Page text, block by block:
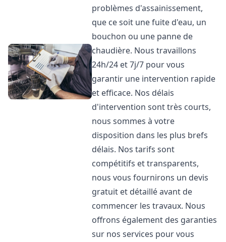
problèmes d'assainissement,
que ce soit une fuite d'eau, un
bouchon ou une panne de
chaudière. Nous travaillons
24h/24 et 7j/7 pour vous
garantir une intervention rapide
et efficace. Nos délais
d'intervention sont très courts,
nous sommes à votre
disposition dans les plus brefs
délais. Nos tarifs sont
compétitifs et transparents,
nous vous fournirons un devis
gratuit et détaillé avant de
commencer les travaux. Nous
offrons également des garanties
sur nos services pour vous